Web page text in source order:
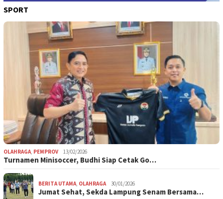
SPORT
OLAHRAGA, PEMPROV 13/02/2026
Turnamen Minisoccer, Budhi Siap Cetak Go…
BERITA UTAMA, OLAHRAGA 30/01/2026
Jumat Sehat, Sekda Lampung Senam Bersama…